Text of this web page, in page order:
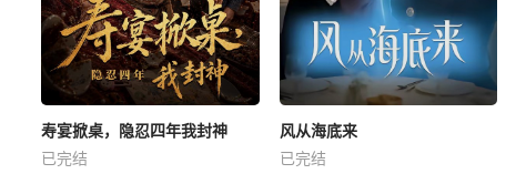
寿宴掀桌，隐忍四年我封神
已完结
风从海底来
已完结